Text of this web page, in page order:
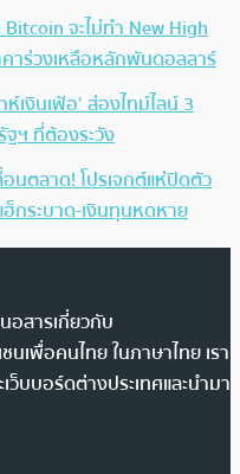
Bitcoin จะไม่ทำ New High
คาร่วงเหลือหลักพันดอลลาร์
เงินเฟ้อ’ ส่องไทม์ไลน์ 3
ฐฯ ที่ต้องระวัง
นตลาด! โปรเจกต์แห่ปิดตัว
กระบาด-เงินทุนหดหาย
อสารเกี่ยวกับ
นเพื่อคนไทย ในภาษาไทย เรา
บบอร์ดต่างประเทศและนำมา